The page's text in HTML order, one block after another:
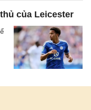
của Leicester